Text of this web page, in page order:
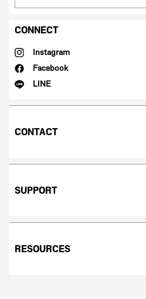
CONNECT
Instagram
Facebook
LINE
CONTACT
SUPPORT
RESOURCES